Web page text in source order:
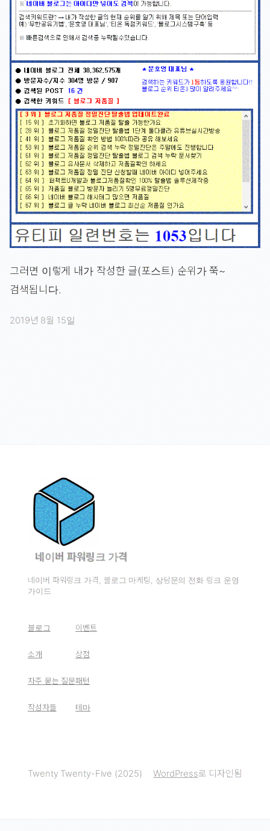
그러면 이렇게 내가 작성한 글(포스트) 순위가 쭉~
검색됩니다.
2019년 8월 15일
네이버 파워링크 가격
네이버 파워링크 가격, 블로그 마케팅, 상담문의 전화 링크 운영
가이드
블로그
소개
자주 묻는 질문
작성자들
이벤트
상점
패턴
테마
Twenty Twenty-Five (2025) WordPress로 디자인됨